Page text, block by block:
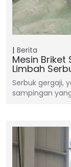
Berita
Mesin Briket
Limbah
Serbuk gergaji,
sampingan